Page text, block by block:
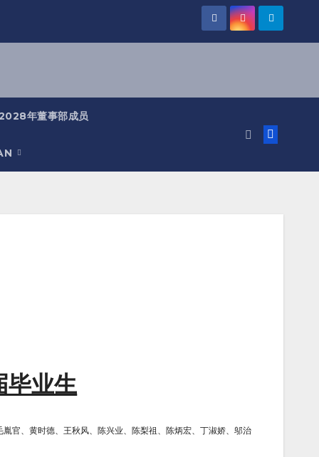
年董事部成员
毕业生
官、黄时德、王秋风、陈兴业、陈梨祖、陈炳宏、丁淑娇、邬治